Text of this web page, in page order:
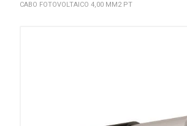
CABO FOTOVOLTAICO 4,00 MM2 PT